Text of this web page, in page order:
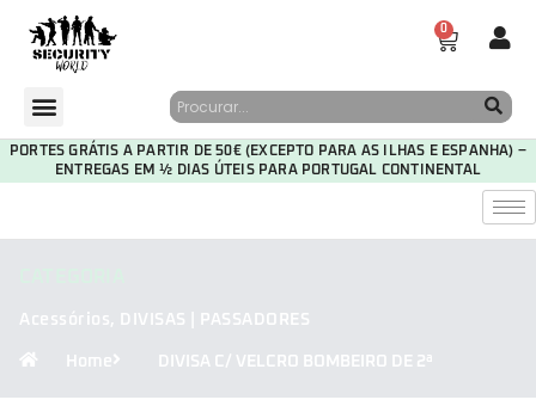
0
PORTES GRÁTIS A PARTIR DE 50€ (EXCEPTO PARA AS ILHAS E ESPANHA) –
ENTREGAS EM ½ DIAS ÚTEIS PARA PORTUGAL CONTINENTAL
Acessórios, DIVISAS | PASSADORES
Home DIVISA C/ VELCRO BOMBEIRO DE 2ª